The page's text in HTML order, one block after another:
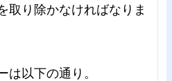
取り除かなければなりま
は以下の通り。